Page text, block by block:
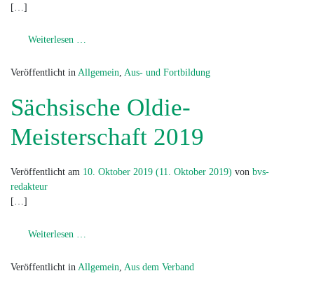
[…]
Weiterlesen …
Veröffentlicht in Allgemein Aus- und Fortbildung
Sächsische Oldie-
Meisterschaft 2019
Veröffentlicht am 10. Oktober 2019 (11. Oktober 2019) von bvs-
redakteur
[…]
Weiterlesen …
Veröffentlicht in Allgemein Aus dem Verband